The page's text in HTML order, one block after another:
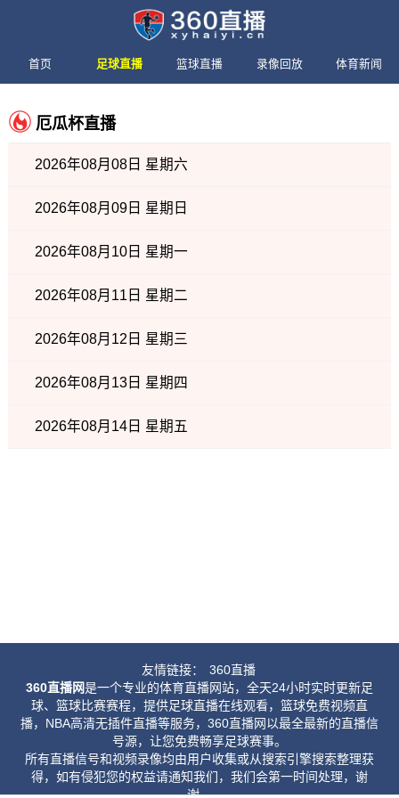
首页 足球直播 篮球直播 录像回放 体育新闻
厄瓜杯直播
2026年08月08日 星期六
2026年08月09日 星期日
2026年08月10日 星期一
2026年08月11日 星期二
2026年08月12日 星期三
2026年08月13日 星期四
2026年08月14日 星期五
友情链接：
360直播
360直播网是一个专业的体育直播网站，全天24小时实时更新足
球、篮球比赛赛程，提供足球直播在线观看，篮球免费视频直
播，NBA高清无插件直播等服务，360直播网以最全最新的直播信
号源，让您免费畅享足球赛事。
所有直播信号和视频录像均由用户收集或从搜索引擎搜索整理获
得，如有侵犯您的权益请通知我们，我们会第一时间处理，谢
谢。